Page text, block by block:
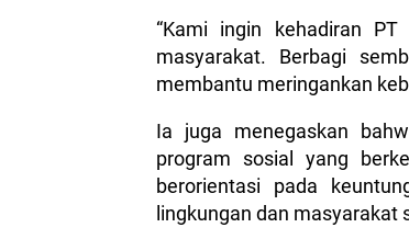
“Kami ingin kehadiran
masyarakat. Berbagi
membantu meringankan
Ia juga menegaskan
program sosial yang
berorientasi pada
lingkungan dan masyarakat